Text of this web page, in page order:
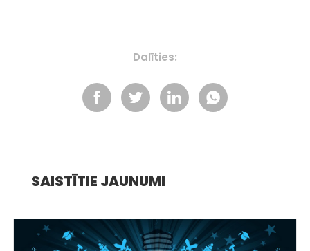
Dalīties:
SAISTĪTIE JAUNUMI